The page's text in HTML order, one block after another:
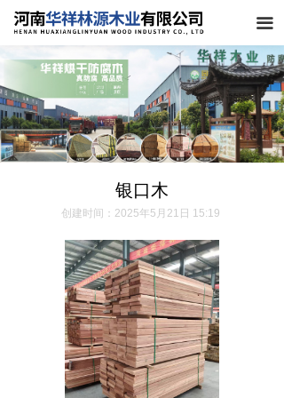
끀
银口木
创建时间： 2025年5月21日 15:19